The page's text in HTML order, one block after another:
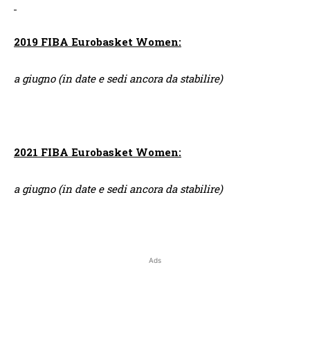
2019 FIBA Eurobasket Women:
a giugno (in date e sedi ancora da stabilire)
2021 FIBA Eurobasket Women:
a giugno (in date e sedi ancora da stabilire)
Ads